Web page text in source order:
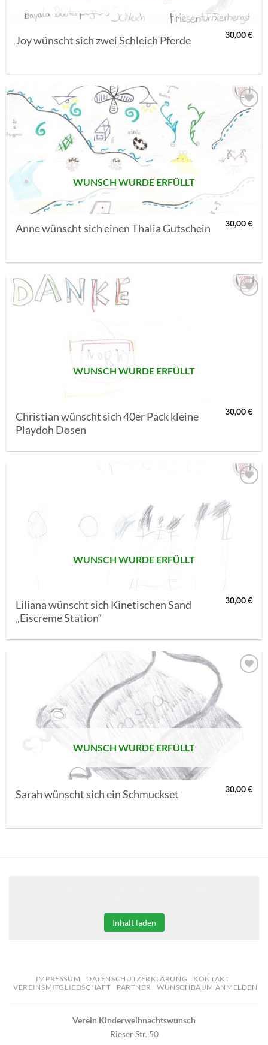
Joy wünscht sich zwei Schleich Pferde 30,00€
AUF MEINE
MERKLISTE
SETZEN
WUNSCH WURDE ERFÜLLT
Anne wünscht sich einen Thalia Gutschein 30,00€
WUNSCH WURDE ERFÜLLT
Christian wünscht sich 40er Pack kleine
Playdoh Dosen
30,00€
MERKLISTE
SETZEN
WUNSCH WURDE ERFÜLLT
Liliana wünscht sich Kinetischen Sand
„Eiscreme Station“
30,00€
AUF MEINE
MERKLISTE
SETZEN
WUNSCH WURDE ERFÜLLT
Sarah wünscht sich ein Schmuckset 30,00€
Inhalt laden
IMPRESSUM DATENSCHUTZERKLÄRUNG
KONTAKT
VEREINSMITGLIEDSCHAFT
PARTNER WUNSCHBAUM ANMELDEN
Verein Kinderweihnachtswunsch
Rieser Str. 50